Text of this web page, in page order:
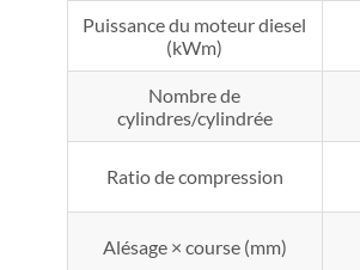
Puissance du moteur diesel
(kWm)
Nombre de
cylindres/cylindrée
Ratio de compression
Alésage × course (mm)